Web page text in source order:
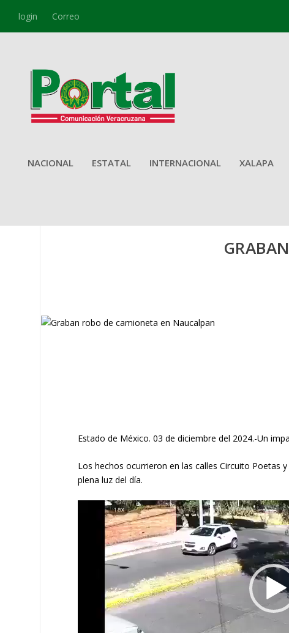
login Correo
NACIONAL ESTATAL INTERNACIONAL XALAPA
Estado de México. 03 de diciembre del 2024.-Un
Los hechos ocurrieron en las calles Circuito Poetas
plena luz del día.
Reproductor